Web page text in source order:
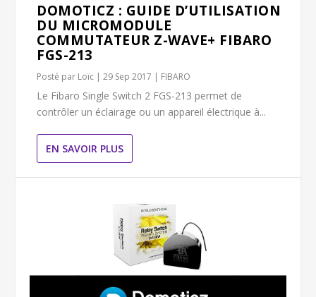
DOMOTICZ : GUIDE D’UTILISATION
DU MICROMODULE
COMMUTATEUR Z-WAVE+ FIBARO
FGS-213
Posté par Loïc |29 Sep 2017 | FIBARO
Le Fibaro Single Switch 2 FGS-213 permet de
contrôler un éclairage ou un appareil électrique à...
EN SAVOIR PLUS